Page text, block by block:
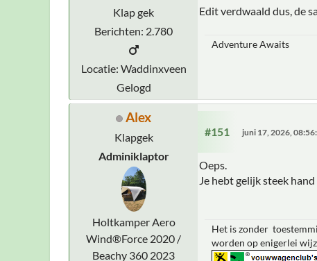
Klap gek
Berichten: 2.780
Locatie: Waddinxveen
Gelogd
Edit verdwaald dus, de
Adventure Awaits
Alex
Klapgek
Adminiklaptor
Holtkamper Aero
Wind®Force 2020 /
Beachy 360 2023
#151 juni 17, 2026,
Oeps.
Je hebt gelijk steek
Het is zonder
worden op enigerlei